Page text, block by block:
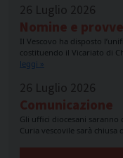
26 Luglio 2026
Nomine e
Il Vescovo ha disposto
costituendo il Vicariato di
leggi »
26 Luglio 2026
Comunicazione
Gli uffici diocesani saranno
Curia vescovile sarà chiusa